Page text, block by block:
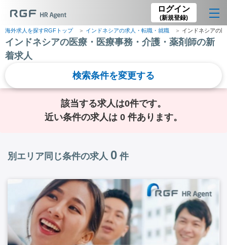
ログイン
(新規登録)
海外求人を探すRGFトップ インドネシアの求人・転職・就職 インドネシアの
インドネシアの医療・医療事務・介護・薬剤師の新
着求人
検索条件を変更する
該当する求人は0件です。
近い条件の求人は 0 件あります。
別エリア同じ条件の求人 0 件